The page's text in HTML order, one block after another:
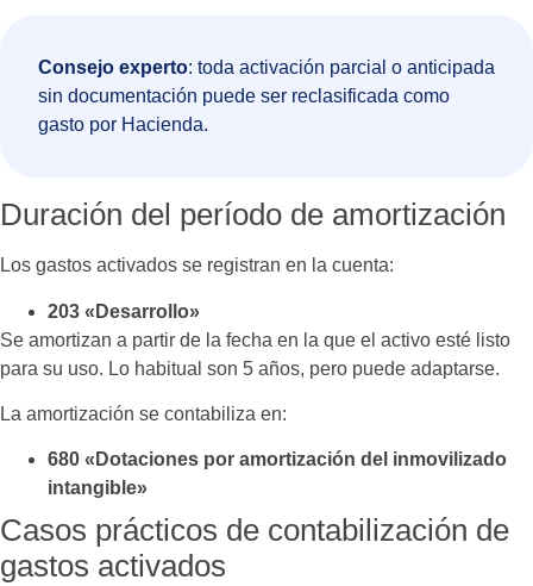
Consejo experto: toda activación parcial o anticipada
sin documentación puede ser reclasificada como
gasto por Hacienda.
Duración del período de amortización
Los gastos activados se registran en la cuenta:
203 «Desarrollo»
Se amortizan a partir de la fecha en la que el activo esté listo
para su uso. Lo habitual son 5 años, pero puede adaptarse.
La amortización se contabiliza en:
680 «Dotaciones por amortización del inmovilizado
intangible»
Casos prácticos de contabilización de
gastos activados